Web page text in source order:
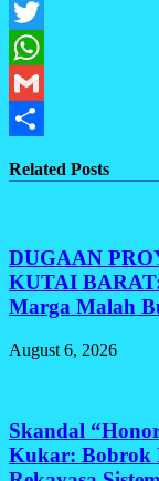
Facebook
Twitter
WhatsApp
Gmail
Related Posts
DUGAAN
KUTAI
Marga Malah
August 6, 2026
Skandal
Kukar: Bobrok